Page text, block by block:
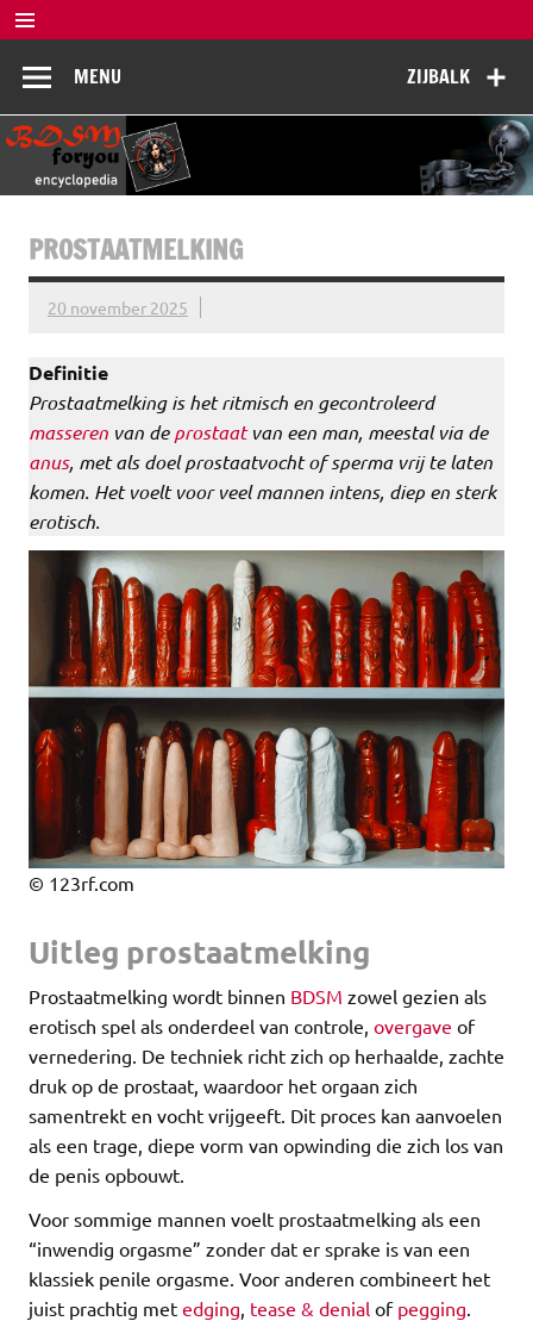
Doorgaan
naar
inhoud
BDSM
Encyclopedia
ZIJBALK
MENU
PROSTAATMELKING
20 november 2025
Definitie
Prostaatmelking is het ritmisch en gecontroleerd
masseren van deprostaatvan een man, meestal via de
anus, met als doel prostaatvocht of sperma vrij te laten
komen. Het voelt voor veel mannen intens, diep en sterk
erotisch.
© 123rf.com
Uitleg prostaatmelking
Prostaatmelking wordt binnen BDSM zowel gezien als
erotisch spel als onderdeel van controle, overgave of
vernedering. De techniek richt zich op herhaalde, zachte
druk op de prostaat, waardoor het orgaan zich
samentrekt en vocht vrijgeeft. Dit proces kan aanvoelen
als een trage, diepe vorm van opwinding die zich los van
de penis opbouwt.
Voor sommige mannen voelt prostaatmelking als een
“inwendig orgasme” zonder dat er sprake is van een
klassiek penile orgasme. Voor anderen combineert het
juist prachtig met edging tease & denial of pegging